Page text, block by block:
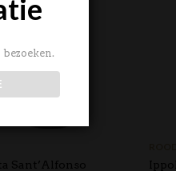
Sant’Alfonso